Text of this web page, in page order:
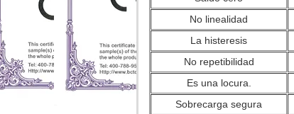
No linealidad
La histeresis
No repetibilidad
Es una locura.
Sobrecarga segura